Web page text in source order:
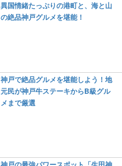
異国情緒たっぷりの港町と、海と山
の絶品神戸グルメを堪能！
神戸で絶品グルメを堪能しよう！地
元民が神戸牛ステーキからB級グル
メまで厳選